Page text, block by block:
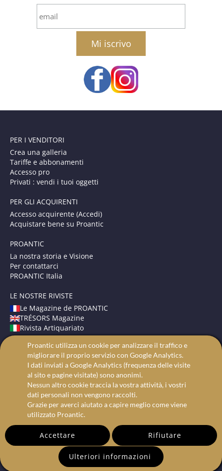
email
PER I VENDITORI
Crea una galleria
Tariffe e abbonamenti
Accesso pro
Privati : vendi i tuoi oggetti
PER GLI ACQUIRENTI
Accesso acquirente (Accedi)
Acquistare bene su Proantic
PROANTIC
La nostra storia e Visione
Per contattarci
PROANTIC Italia
LE NOSTRE RIVISTE
Le Magazine de PROANTIC
TRÉSORS Magazine
Rivista Artiquariato
TERMINI E CONDIZIONI
Avvisi Legali
Protezione dei dati
Ricerca avanzata
Proantic utilizza un cookie per analizzare il traffico e
migliorare il proprio servizio con Google Analytics.
I dati inviati a Google Analytics (frequenza delle visite
al sito e pagine visitate) sono anonimi.
Nessun altro cookie traccia la vostra attività, i vostri
dati personali non vengono raccolti.
Grazie per averci aiutato a capire meglio come viene
utilizzato Proantic.
Accettare Rifiutare